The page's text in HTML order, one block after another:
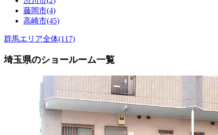
藤岡市(4)
高崎市(45)
群馬エリア全体(117)
埼玉県のショールーム一覧